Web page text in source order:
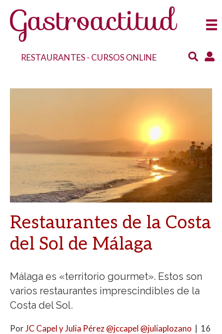
RESTAURANTES- CURSOS ONLINE
Restaurantes de la Costa
del Sol de Málaga
Málaga es «territorio gourmet». Estos son
varios restaurantes imprescindibles de la
Costa del Sol.
PorJC Capel y Julia Pérez @jccapel @juliaplozano | 16